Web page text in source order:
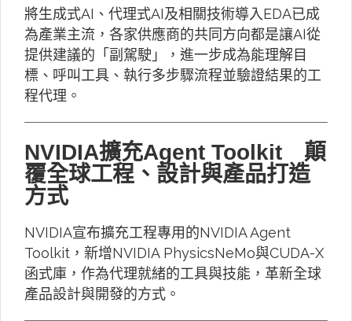
將生成式AI、代理式AI及相關技術導入EDA已成
為產業主流，各家供應商的共同方向都是讓AI從
提供建議的「副駕駛」，進一步成為能理解目
標、呼叫工具、執行多步驟流程並驗證結果的工
程代理。
NVIDIA擴充Agent Toolkit 顛
覆全球工程、設計與產品打造
方式
NVIDIA宣布擴充工程專用的NVIDIA Agent
Toolkit，新增NVIDIA PhysicsNeMo與CUDA-X
函式庫，作為代理就緒的工具與技能，革新全球
產品設計與開發的方式。